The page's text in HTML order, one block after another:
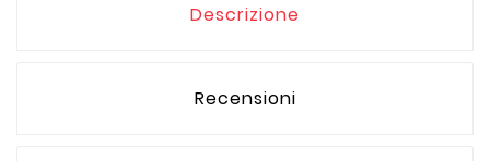
Descrizione
Recensioni